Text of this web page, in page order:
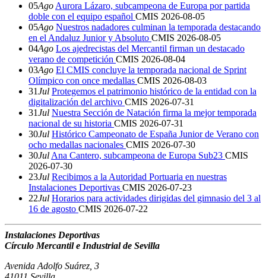
05Ago Aurora Lázaro, subcampeona de Europa por partida
doble con el equipo español CMIS 2026-08-05
05Ago Nuestros nadadores culminan la temporada destacando
en el Andaluz Junior y Absoluto CMIS 2026-08-05
04Ago Los ajedrecistas del Mercantil firman un destacado
verano de competición CMIS 2026-08-04
03Ago El CMIS concluye la temporada nacional de Sprint
Olímpico con once medallas CMIS 2026-08-03
31Jul Protegemos el patrimonio histórico de la entidad con la
digitalización del archivo CMIS 2026-07-31
31Jul Nuestra Sección de Natación firma la mejor temporada
nacional de su historia CMIS 2026-07-31
30Jul Histórico Campeonato de España Junior de Verano con
ocho medallas nacionales CMIS 2026-07-30
30Jul Ana Cantero, subcampeona de Europa Sub23 CMIS
2026-07-30
23Jul Recibimos a la Autoridad Portuaria en nuestras
Instalaciones Deportivas CMIS 2026-07-23
22Jul Horarios para actividades dirigidas del gimnasio del 3 al
16 de agosto CMIS 2026-07-22
Instalaciones Deportivas
Círculo Mercantil e Industrial de Sevilla
Avenida Adolfo Suárez, 3